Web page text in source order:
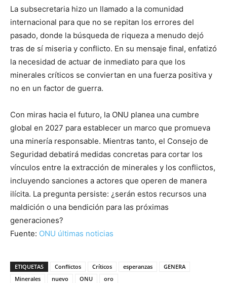
La subsecretaria hizo un llamado a la comunidad
internacional para que no se repitan los errores del
pasado, donde la búsqueda de riqueza a menudo dejó
tras de sí miseria y conflicto. En su mensaje final, enfatizó
la necesidad de actuar de inmediato para que los
minerales críticos se conviertan en una fuerza positiva y
no en un factor de guerra.
Con miras hacia el futuro, la ONU planea una cumbre
global en 2027 para establecer un marco que promueva
una minería responsable. Mientras tanto, el Consejo de
Seguridad debatirá medidas concretas para cortar los
vínculos entre la extracción de minerales y los conflictos,
incluyendo sanciones a actores que operen de manera
ilícita. La pregunta persiste: ¿serán estos recursos una
maldición o una bendición para las próximas
generaciones?
Fuente: ONU últimas noticias
ETIQUETAS Conflictos Críticos esperanzas
GENERA
Minerales
nuevo ONU oro